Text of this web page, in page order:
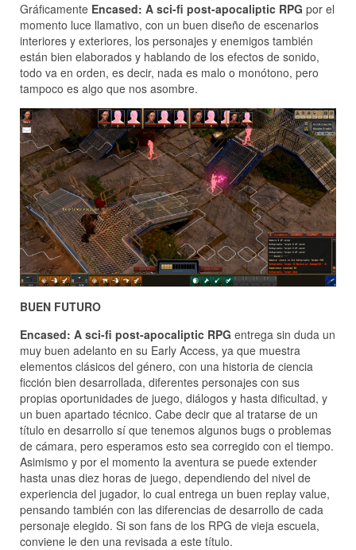
Gráficamente Encased: A sci-fi post-apocaliptic RPG por el
momento luce llamativo, con un buen diseño de escenarios
interiores y exteriores, los personajes y enemigos también
están bien elaborados y hablando de los efectos de sonido,
todo va en orden, es decir, nada es malo o monótono, pero
tampoco es algo que nos asombre.
BUEN FUTURO
Encased: A sci-fi post-apocaliptic RPG entrega sin duda un
muy buen adelanto en su Early Access, ya que muestra
elementos clásicos del género, con una historia de ciencia
ficción bien desarrollada, diferentes personajes con sus
propias oportunidades de juego, diálogos y hasta dificultad, y
un buen apartado técnico. Cabe decir que al tratarse de un
título en desarrollo sí que tenemos algunos bugs o problemas
de cámara, pero esperamos esto sea corregido con el tiempo.
Asimismo y por el momento la aventura se puede extender
hasta unas diez horas de juego, dependiendo del nivel de
experiencia del jugador, lo cual entrega un buen replay value,
pensando también con las diferencias de desarrollo de cada
personaje elegido. Si son fans de los RPG de vieja escuela,
conviene le den una revisada a este título.